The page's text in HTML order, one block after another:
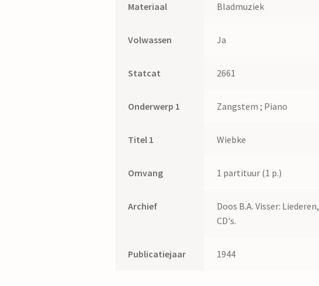
Materiaal Bladmuziek
Volwassen Ja
Statcat 2661
Onderwerp 1 Zangstem ; Piano
Titel 1 Wiebke
Omvang 1 partituur (1 p.)
Archief
Doos B.A. Visser: Liederen,
CD's.
Publicatiejaar 1944